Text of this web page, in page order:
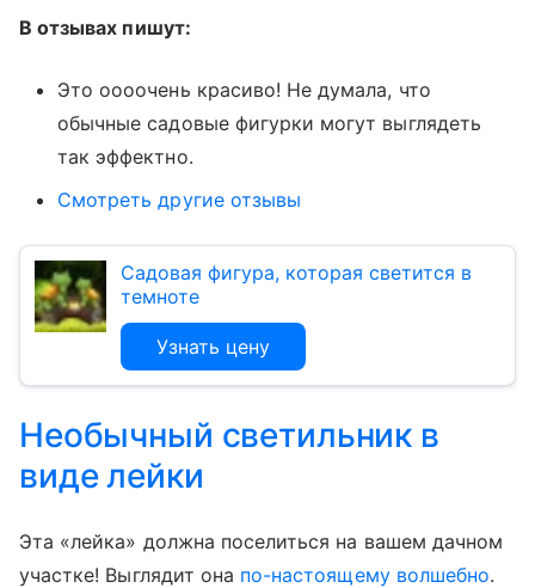
В отзывах пишут:
Это оооочень красиво! Не думала, что
обычные садовые фигурки могут выглядеть
так эффектно.
Смотреть другие отзывы
Садовая фигура, которая светится в
темноте
Узнать цену
Необычный светильник в
виде лейки
Эта «лейка» должна поселиться на вашем дачном
участке! Выглядит она по-настоящему волшебно.